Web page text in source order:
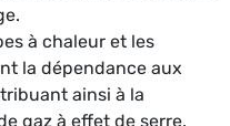
à chaleur et les
la dépendance aux
ainsi à la
gaz à effet de serre.